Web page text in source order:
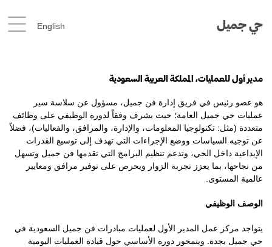
حي جميل English
مدير أول للعمليات، المملكة العربية السعودية
هو عضو رئيس في فريق إدارة فن جميل، مسؤول عن سلاسة سير
عمليات حي جميل العامة؛ حيث يشرف وفقاً لدوره الوظيفي على وظائف
متعددة (مثل: تكنولوجيا المعلومات، والإدارة، والمرافق، والفعاليات)، فضلاً
عن توجيه السياسات ووضع الإجراءات التي تهدف إلى توسيع القدرات
الإبداعية داخل الحي، وتدعم تنظيم البرامج التي تقدمها فن جميل وتسهل
من نجاحها، بما يعزز تجربة الزوار ويحرص على توفير مرافق ومعايير
عالمية المستوى.
الوصف الوظيفي
يتواجد مركز عمل المدير الأول لعمليات مبادرات فن جميل السعودية في
حي جميل بجدة. ويتمحور دوره الأساسي حول قيادة العمليات اليومية